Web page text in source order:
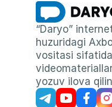
“Daryo”
huzuridagi
vositasi
yozuv ilova